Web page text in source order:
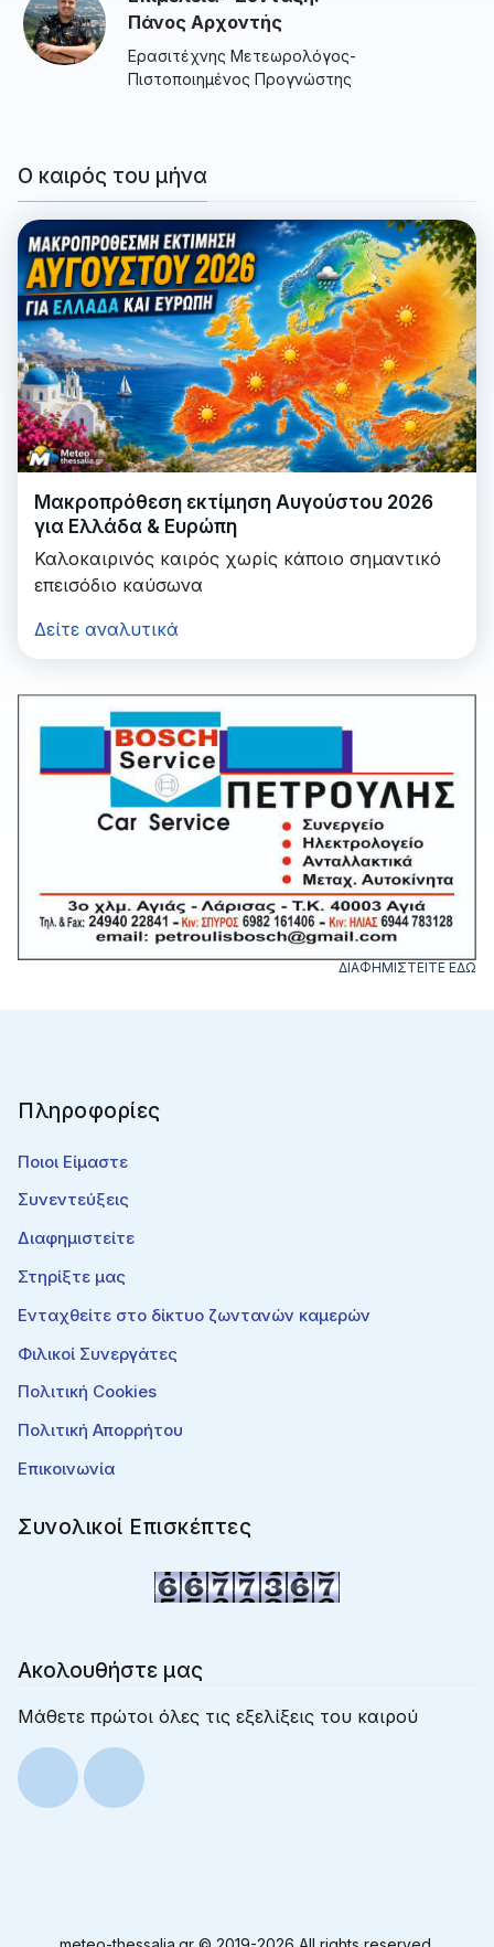
Πάνος Αρχοντής
Ερασιτέχνης Μετεωρολόγος-
Πιστοποιημένος Προγνώστης
Ο καιρός του μήνα
Μακροπρόθεση εκτίμηση Αυγούστου 2026
για Ελλάδα & Ευρώπη
Καλοκαιρινός καιρός χωρίς κάποιο σημαντικό
επεισόδιο καύσωνα
Δείτε αναλυτικά
ΔΙΑΦΗΜΙΣΤΕΙΤΕ ΕΔΩ
Πληροφορίες
Ποιοι Είμαστε
Συνεντεύξεις
Διαφημιστείτε
Στηρίξτε μας
Ενταχθείτε στο δίκτυο ζωντανών καμερών
Φιλικοί Συνεργάτες
Πολιτική Cookies
Πολιτική Απορρήτου
Επικοινωνία
Συνολικοί Επισκέπτες
Ακολουθήστε μας
Μάθετε πρώτοι όλες τις εξελίξεις του καιρού